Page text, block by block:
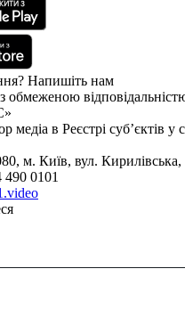
Напишіть нам
з обмеженою
медіа в Реєстрі суб’єктів у
м. Київ, вул. Кирилівська,
490 0101